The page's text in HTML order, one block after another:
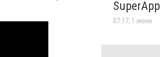
SuperApp
07:17, 1 июня